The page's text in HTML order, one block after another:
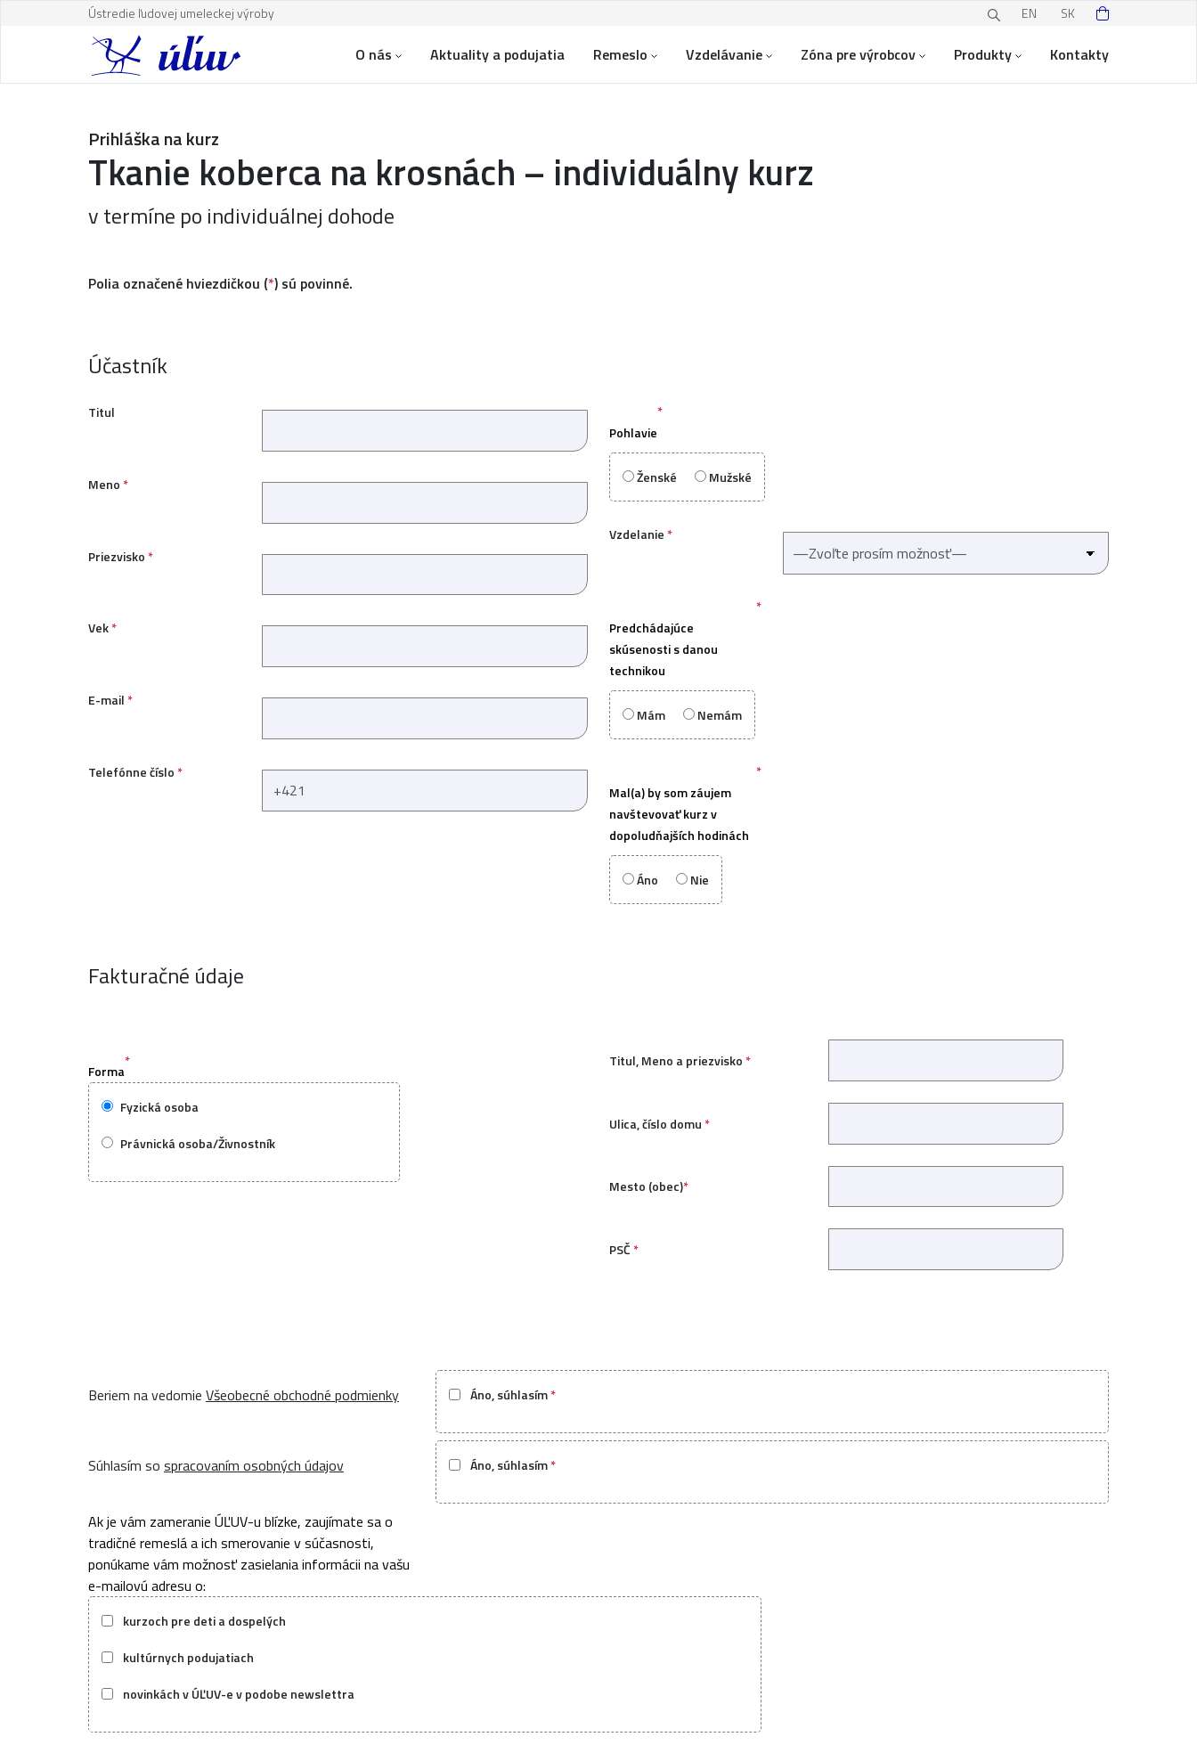
Ústredie ľudovej umeleckej výroby EN SK
O nás Aktuality a podujatia Remeslo Vzdelávanie Zóna pre výrobcov Produkty Kontakty
Prihláška na kurz
Tkanie koberca na krosnách – individuálny kurz
v termíne po individuálnej dohode
Polia označené hviezdičkou (*) sú povinné.
Účastník
Titul
Meno *
Priezvisko *
Vek*
E-mail *
Telefónne číslo *
Pohlavie
*
Ženské Mužské
Vzdelanie *
Predchádajúce
skúsenosti s danou
technikou
*
Mám Nemám
Mal(a) by som záujem
navštevovať kurz v
dopoludňajších hodinách
*
Áno Nie
Fakturačné údaje
Forma
*
Fyzická osoba
Právnická osoba/Živnostník
Titul, Meno a priezvisko *
Ulica, číslo domu *
Mesto (obec)*
PSČ *
Beriem na vedomie Všeobecné obchodné podmienky Áno, súhlasím*
Súhlasím so spracovaním osobných údajov Áno, súhlasím*
Ak je vám zameranie ÚĽUV-u blízke, zaujímate sa o
tradičné remeslá a ich smerovanie v súčasnosti,
ponúkame vám možnosť zasielania informácii na vašu
e-mailovú adresu o:
kurzoch pre deti a dospelých
kultúrnych podujatiach
novinkách v ÚĽUV-e v podobe newslettra